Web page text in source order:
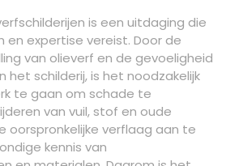
is een uitdaging die
en expertise vereist. Door de
van olieverf en de gevoeligheid
het schilderij, is het noodzakelijk
te gaan om schade te
van vuil, stof en oude
oorspronkelijke verflaag aan te
kennis van